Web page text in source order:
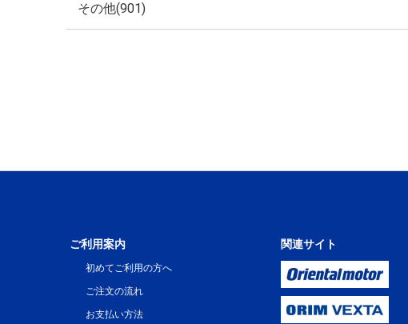
その他(901)
ご利用案内
初めてご利用の方へ
ご注文の流れ
お支払い方法
関連サイト